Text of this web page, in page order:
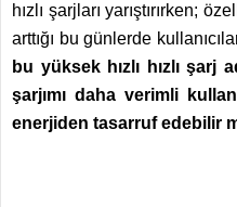
hızlı şarjları yarıştırırken;
arttığı bu günlerde
bu yüksek hızlı hızlı şarj
şarjımı daha verimli
enerjiden tasarruf edebilir